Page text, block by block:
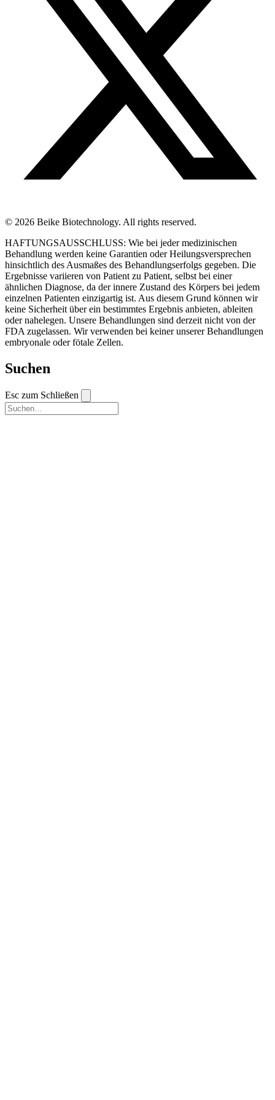
© 2026 Beike Biotechnology. All rights reserved.
HAFTUNGSAUSSCHLUSS: Wie bei jeder medizinischen
Behandlung werden keine Garantien oder Heilungsversprechen
hinsichtlich des Ausmaßes des Behandlungserfolgs gegeben. Die
Ergebnisse variieren von Patient zu Patient, selbst bei einer
ähnlichen Diagnose, da der innere Zustand des Körpers bei jedem
einzelnen Patienten einzigartig ist. Aus diesem Grund können wir
keine Sicherheit über ein bestimmtes Ergebnis anbieten, ableiten
oder nahelegen. Unsere Behandlungen sind derzeit nicht von der
FDA zugelassen. Wir verwenden bei keiner unserer Behandlungen
embryonale oder fötale Zellen.
Suchen
Esc zum Schließen